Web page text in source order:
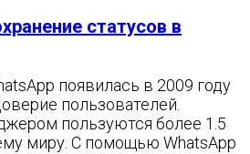
статусов в
появилась в 2009 году
пользователей.
пользуются более 1.5
миру. С помощью WhatsApp